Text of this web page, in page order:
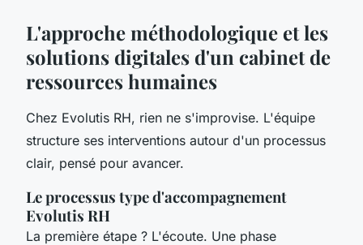
L'approche méthodologique et les
solutions digitales d'un cabinet de
ressources humaines
Chez Evolutis RH, rien ne s'improvise. L'équipe
structure ses interventions autour d'un processus
clair, pensé pour avancer.
Le processus type d'accompagnement
Evolutis RH
La première étape ? L'écoute. Une phase